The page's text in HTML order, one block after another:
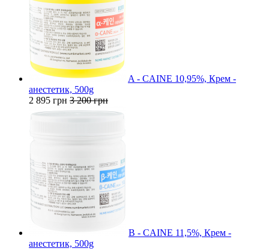
A - CAINE 10,95%, Крем -
анестетик, 500g
2 895 грн 3 200 грн
B - CAINE 11,5%, Крем -
анестетик, 500g